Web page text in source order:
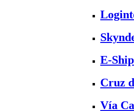
E-Ship
Cruz
Vía